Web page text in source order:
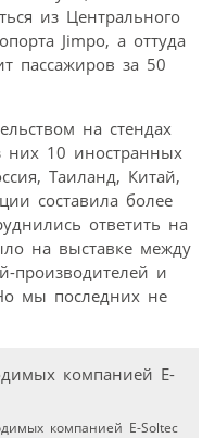
из Центрального
Jimpo, а оттуда
пассажиров за 50
на стендах
них 10 иностранных
Таиланд, Китай,
составила более
ответить на
на выставке между
производителей и
мы последних не
компанией E-Soltec